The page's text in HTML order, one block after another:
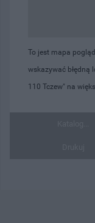
To jest mapa
wskazywać błędną
110 Tczew" na